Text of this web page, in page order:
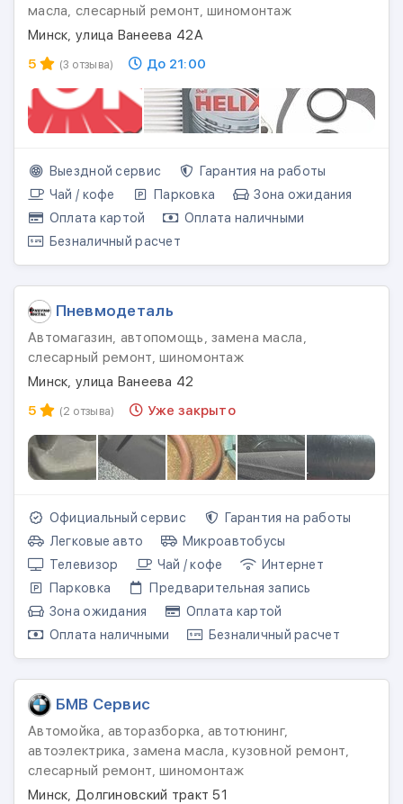
масла, слесарный ремонт, шиномонтаж
Минск, улица Ванеева 42А
5
(3 отзыва) До 21:00
Выездной сервис
Гарантия на работы
Чай / кофе
Парковка
Зона ожидания
Оплата картой
Оплата наличными
Безналичный расчет
Пневмодеталь
Автомагазин, автопомощь, замена масла,
слесарный ремонт, шиномонтаж
Минск, улица Ванеева 42
5
(2 отзыва) Уже закрыто
Официальный сервис
Гарантия на работы
Легковые авто
Микроавтобусы
Телевизор
Чай / кофе
Интернет
Парковка
Предварительная запись
Зона ожидания
Оплата картой
Оплата наличными
Безналичный расчет
БМВ Сервис
Автомойка, авторазборка, автотюнинг,
автоэлектрика, замена масла, кузовной ремонт,
слесарный ремонт, шиномонтаж
Минск, Долгиновский тракт 51